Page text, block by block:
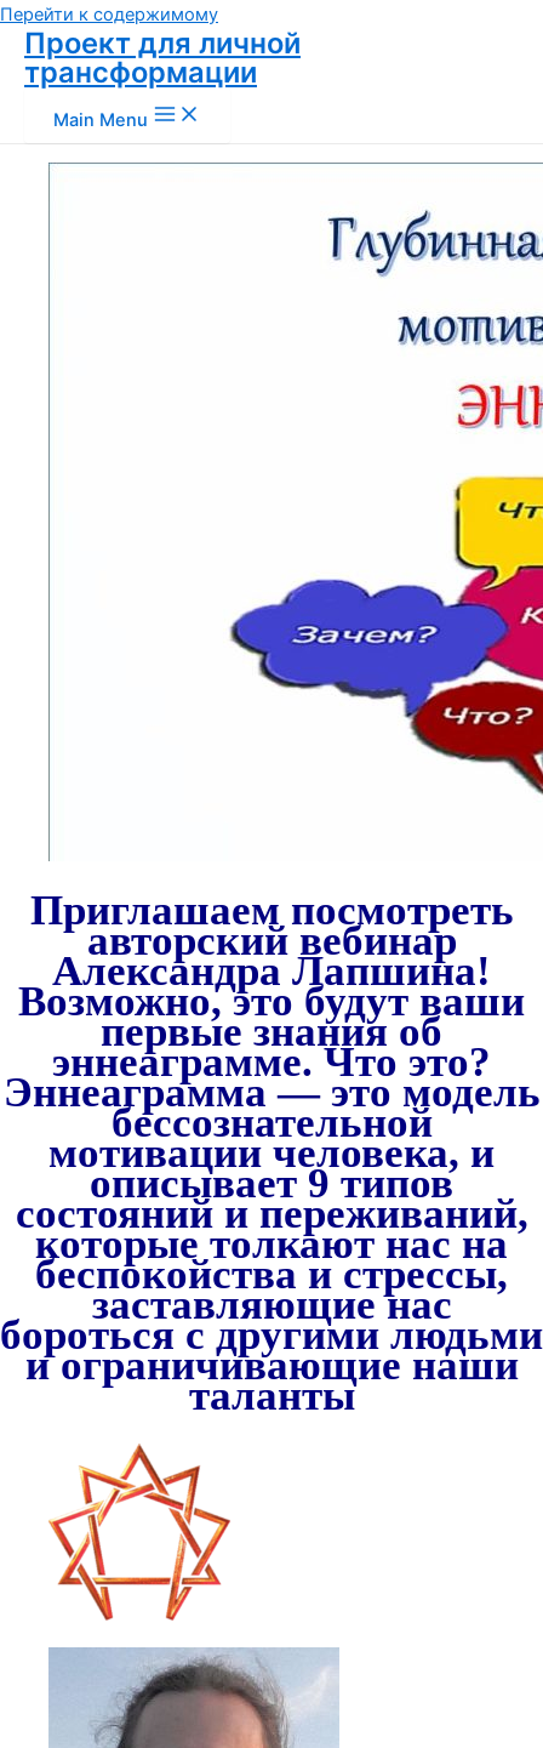
Перейти к содержимому
Проект для личной
трансформации
Main Menu
Приглашаем посмотреть
авторский вебинар
Александра Лапшина!
Возможно, это будут ваши
первые знания об
эннеаграмме. Что это?
Эннеаграмма — это модель
бессознательной
мотивации человека, и
описывает 9 типов
состояний и переживаний,
которые толкают нас на
беспокойства и стрессы,
заставляющие нас
бороться с другими людьми
и ограничивающие наши
таланты